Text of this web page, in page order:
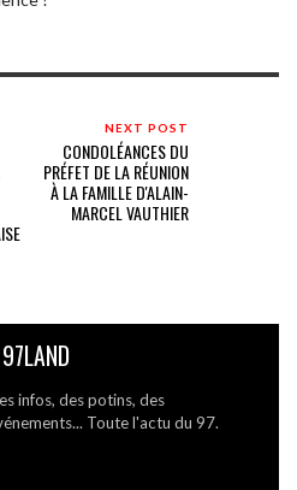
NEXT POST
CONDOLÉANCES DU
PRÉFET DE LA RÉUNION
À LA FAMILLE D'ALAIN-
MARCEL VAUTHIER
97LAND
infos, des potins, des
Toute l'actu du 97.